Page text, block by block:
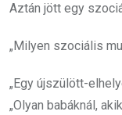
Aztán jött egy
„Milyen szociális
„Egy újszülött-
„Olyan babáknál,